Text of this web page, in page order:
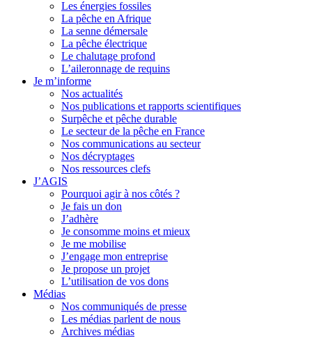
Les énergies fossiles
La pêche en Afrique
La senne démersale
La pêche électrique
Le chalutage profond
L’aileronnage de requins
Je m’informe
Nos actualités
Nos publications et rapports scientifiques
Surpêche et pêche durable
Le secteur de la pêche en France
Nos communications au secteur
Nos décryptages
Nos ressources clefs
J’AGIS
Pourquoi agir à nos côtés ?
Je fais un don
J’adhère
Je consomme moins et mieux
Je me mobilise
J’engage mon entreprise
Je propose un projet
L’utilisation de vos dons
Médias
Nos communiqués de presse
Les médias parlent de nous
Archives médias